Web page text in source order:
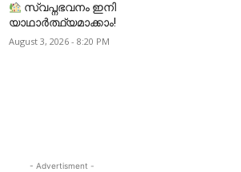
സ്വപ്നഭവനം ഇനി
യാഥാർത്ഥ്യമാക്കാം!
August 3, 2026 - 8:20 PM
- Advertisment -